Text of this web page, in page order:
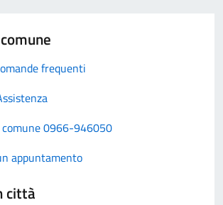
frequenti
comune 0966-946050
appuntamento
città